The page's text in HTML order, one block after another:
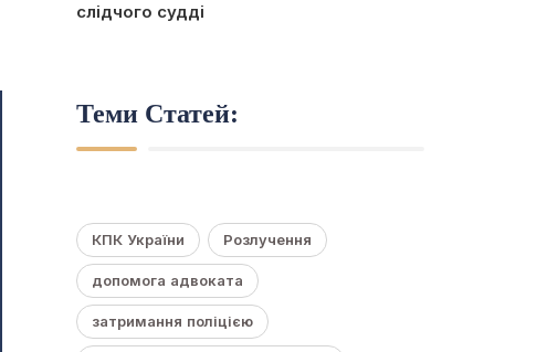
слідчого судді
Теми Статей:
КПК України Розлучення
допомога адвоката
затримання поліцією